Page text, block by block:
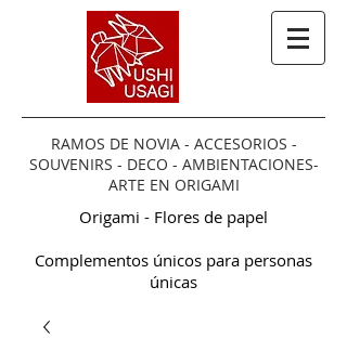
RAMOS DE NOVIA - ACCESORIOS -
SOUVENIRS - DECO - AMBIENTACIONES-
ARTE EN ORIGAMI
Origami - Flores de papel
Complementos únicos para personas
únicas